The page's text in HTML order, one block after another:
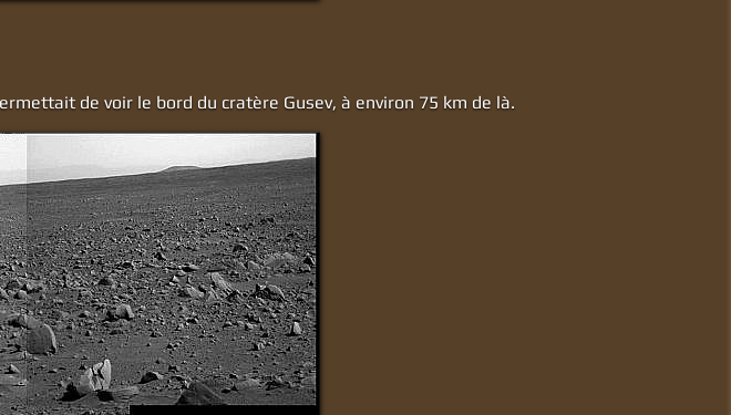
de voir le bord du cratère Gusev, à environ 75 km de là.